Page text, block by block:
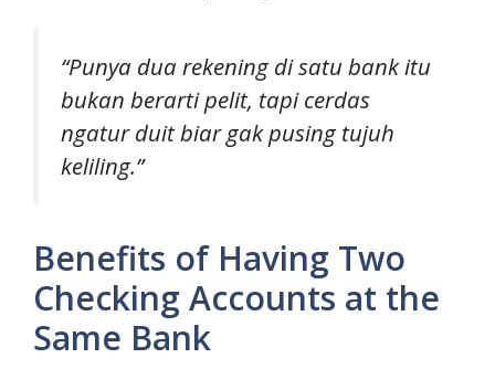
“Punya dua rekening di satu bank itu
bukan berarti pelit, tapi cerdas
ngatur duit biar gak pusing tujuh
keliling.”
Benefits of Having Two
Checking Accounts at the
Same Bank